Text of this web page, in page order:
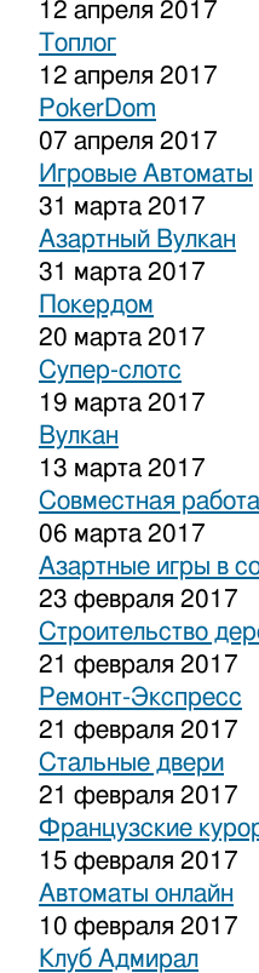
12 апреля 2017
Топлог
12 апреля 2017
PokerDom
07 апреля 2017
Игровые Автоматы
31 марта 2017
Азартный Вулкан
31 марта 2017
Покердом
20 марта 2017
Супер-слотс
19 марта 2017
Вулкан
13 марта 2017
Совместная
06 марта 2017
Азартные игры в
23 февраля 2017
Строительство
21 февраля 2017
Ремонт-Экспресс
21 февраля 2017
Стальные двери
21 февраля 2017
Французские
15 февраля 2017
Автоматы онлайн
10 февраля 2017
Клуб Адмирал